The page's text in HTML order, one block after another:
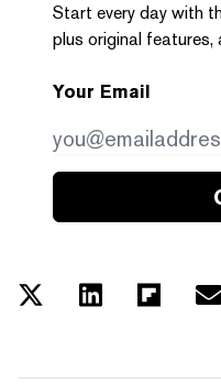
Start every day with
plus original features,
Your Email